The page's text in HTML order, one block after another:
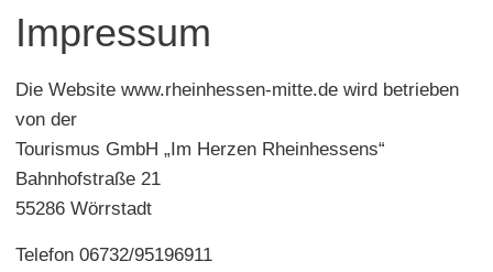
Service & Unterkünfte
Karte
Karte Rheinhessen Blog
Impressum
Die Website www.rheinhessen-mitte.de wird betrieben
von der
Tourismus GmbH „Im Herzen Rheinhessens“
Bahnhofstraße 21
55286 Wörrstadt
Telefon 06732/95196911